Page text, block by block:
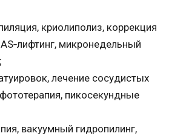
криолиполиз, коррекция
микронедельный
лечение сосудистых
пикосекундные
вакуумный гидропилинг,